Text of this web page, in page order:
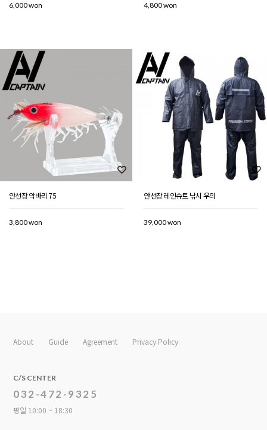
6,000 won 4,800 won
안선장 악바리 75
3,800 won
안선장 레인슈트 낚시 우의
39,000 won
About Guide Agreement Privacy Policy
C/S CENTER
032-472-9325
평일 10:00 ~ 18:30